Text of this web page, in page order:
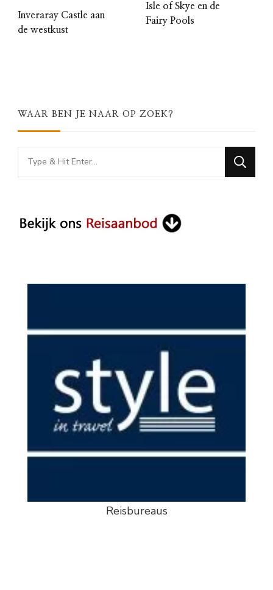
Inveraray Castle aan
de westkust
Isle of Skye en de
Fairy Pools
WAAR BEN JE NAAR OP ZOEK?
Looking
for
Reisbureaus